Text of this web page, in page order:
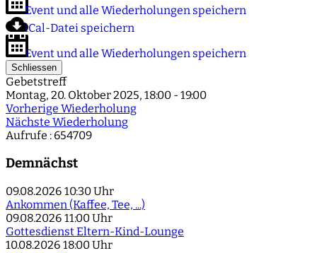
Event und alle Wiederholungen speichern
iCal-Datei speichern
Event und alle Wiederholungen speichern
Schliessen
Gebetstreff
Montag, 20. Oktober 2025, 18:00 - 19:00
Vorherige Wiederholung
Nächste Wiederholung
Aufrufe : 654709
Demnächst
09.08.2026 10:30 Uhr
Ankommen (Kaffee, Tee, ...)
09.08.2026 11:00 Uhr
Gottesdienst Eltern-Kind-Lounge
10.08.2026 18:00 Uhr